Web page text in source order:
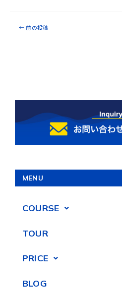
← 前の投稿
MENU
COURSE
TOUR
PRICE
BLOG